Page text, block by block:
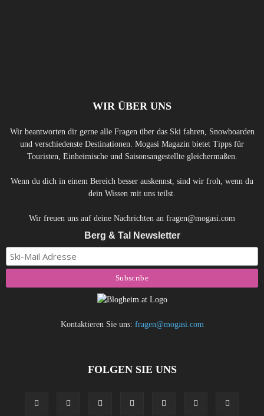
WIR ÜBER UNS
Wir beantworten dir gerne alle Fragen über das Ski fahren, Snowboarden
und verschiedenste Destinationen. Mogasi Magazin bietet Tipps für
Touristen, Einheimische und Saisonsangestellte gleichermaßen.
Wenn du dich in einem Bereich besser auskennst, sind wir froh, wenn du
dein Wissen mit uns teilst.
Wir freuen uns auf deine Nachrichten an fragen@mogasi.com
Berg & Tal Newsletter
Kontaktieren Sie uns: fragen@mogasi.com
FOLGEN SIE UNS